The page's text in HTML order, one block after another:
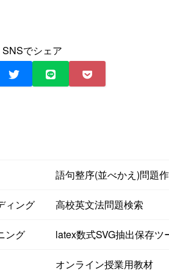
SNSでシェア
ィング
ング
語句整序(並べかえ)問題
高校英文法問題検索
latex数式SVG抽出保存ツ
オンライン授業用教材